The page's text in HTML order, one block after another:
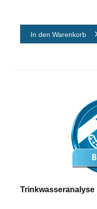
In den Warenkorb